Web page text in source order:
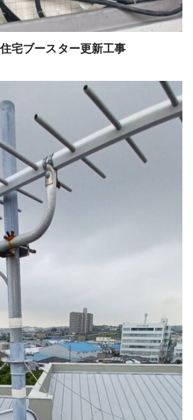
宅ブースター更新工事